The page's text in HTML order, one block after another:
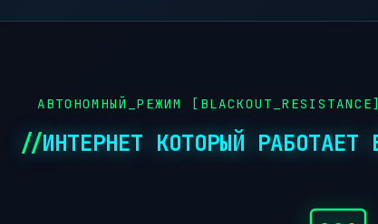
АВТОНОМНЫЙ_РЕЖИМ [BLACKOUT_RESISTANCE]
ИНТЕРНЕТ КОТОРЫЙ РАБОТАЕТ